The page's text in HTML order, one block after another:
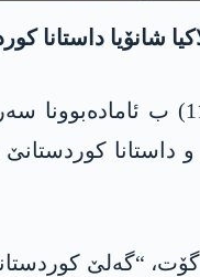
شانۆیا داستانا
ئیرۆ (چارشەمبێ، 11/9/
و داستانا
“گەلێ